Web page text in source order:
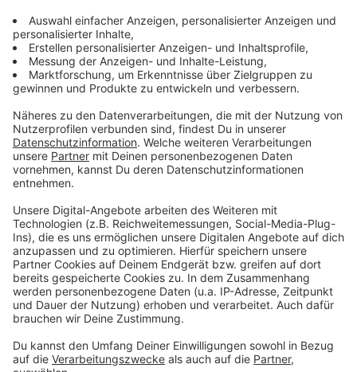
Blackout-Bestsellerautor Marc Elsbergs
neuer Thriller
Blackout, Zero, Helix oder Gier – der Wiener Marc
Elsberg schreibt Millionenbestseller.
Jetzt hat einen brandaktuellen Neuen, der die
Buchcharts rocken wird: Der Fall des Präsidenten –
Dagmar Hager talkt mit dem Wiener darüber, aber
auch über viel Privates. Ein Podcast von Donald
Trump bis Corona.
Der BeitragBlackout-Bestsellerautor Marc
Elsbergs neuer Thrillererschien zuerst aufDagmars
Buchwelt.
Datenschutz ImpressumAGBsJobsKontaktWerben